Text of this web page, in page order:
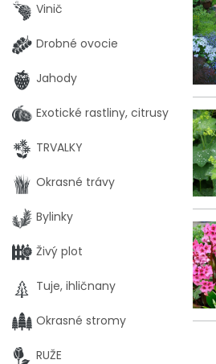
Vinič
Drobné ovocie
Jahody
Exotické rastliny, citrusy
TRVALKY
Okrasné trávy
Bylinky
Živý plot
Tuje, ihličnany
Okrasné stromy
RUŽE